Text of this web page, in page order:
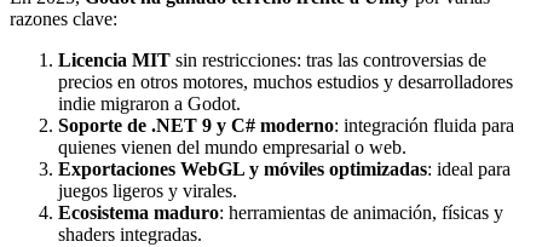
razones clave:
Licencia MIT sin restricciones: tras las controversias de
precios en otros motores, muchos estudios y desarrolladores
indie migraron a Godot.
Soporte de .NET 9 y C# moderno: integración fluida para
quienes vienen del mundo empresarial o web.
Exportaciones WebGL y móviles optimizadas: ideal para
juegos ligeros y virales.
Ecosistema maduro: herramientas de animación, físicas y
shaders integradas.